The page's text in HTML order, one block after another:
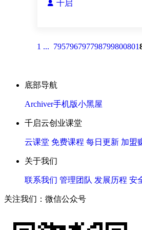
 千启
1 ... 795796797798799800801
底部导航
Archiver手机版小黑屋
千启云创业课堂
云课堂 免费课程 每日更新 加盟
关于我们
联系我们 管理团队 发展历程 安
关注我们：微信公众号